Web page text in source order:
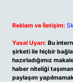
Reklam ve İletişim:
Yasal Uyarı: Bu
şirketi ile hiçbir
hazırladığımız
haber niteliği
paylaşım